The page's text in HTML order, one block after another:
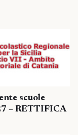
scuole
– RETTIFICA